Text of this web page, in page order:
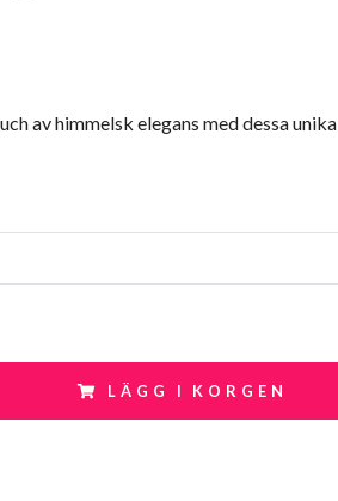
av himmelsk elegans med dessa unika
LÄGG I KORGEN